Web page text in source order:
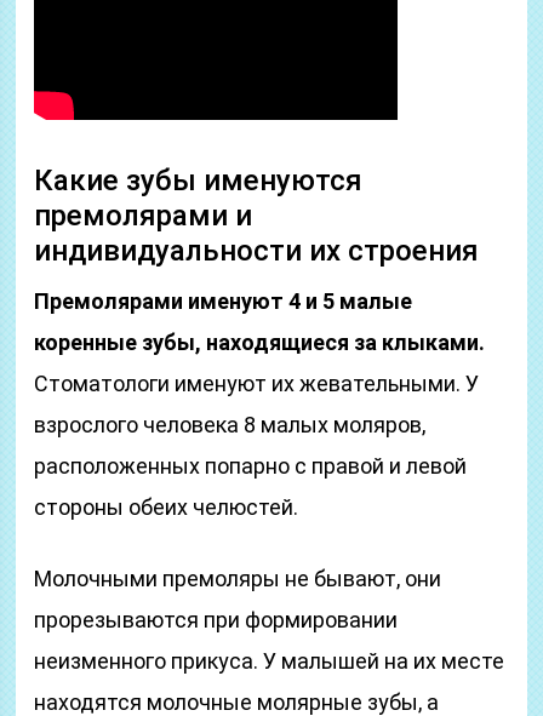
Какие зубы именуются
премолярами и
индивидуальности их строения
Премолярами именуют 4 и 5 малые
коренные зубы, находящиеся за клыками.
Стоматологи именуют их жевательными. У
взрослого человека 8 малых моляров,
расположенных попарно с правой и левой
стороны обеих челюстей.
Молочными премоляры не бывают, они
прорезываются при формировании
неизменного прикуса. У малышей на их месте
находятся молочные молярные зубы, а